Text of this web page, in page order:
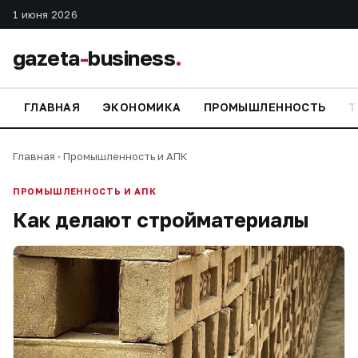
1 июня 2026
gazeta-business.
ГЛАВНАЯ ЭКОНОМИКА ПРОМЫШЛЕННОСТЬ
Главная · Промышленность и АПК
ПРОМЫШЛЕННОСТЬ И АПК
Как делают стройматериалы